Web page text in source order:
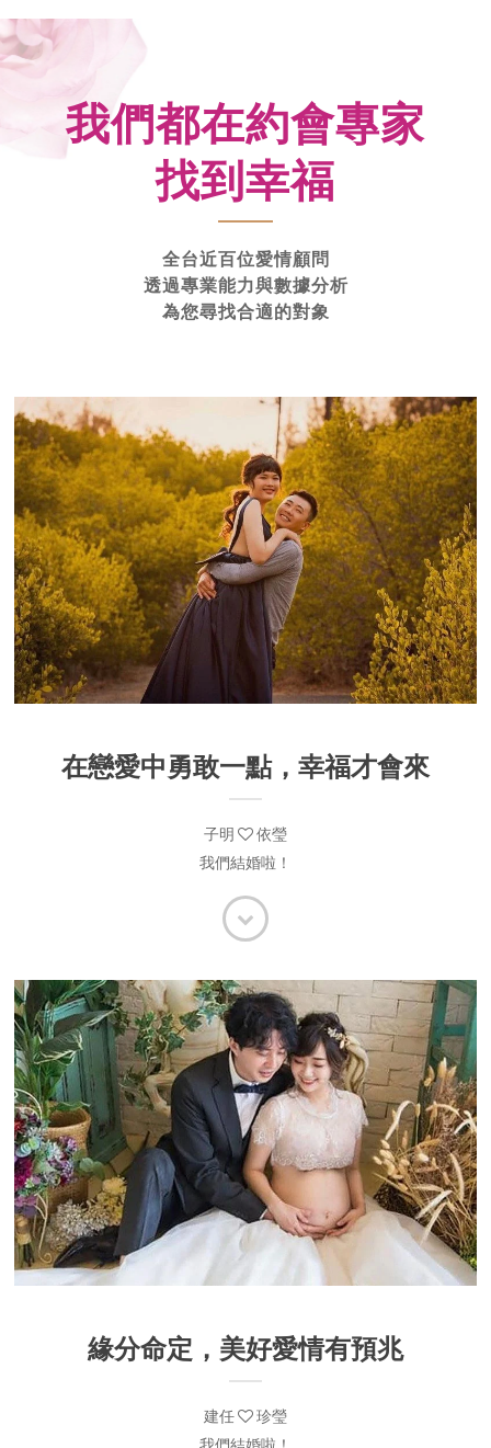
我們都在約會專家
找到幸福
全台近百位愛情顧問
透過專業能力與數據分析
為您尋找合適的對象
在戀愛中勇敢一點，幸福才會來
子明
依瑩
我們結婚啦！
緣分命定，美好愛情有預兆
建任
珍瑩